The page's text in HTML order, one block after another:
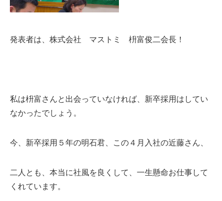
発表者は、株式会社 マストミ 枡富俊二会長！
私は枡富さんと出会っていなければ、新卒採用はしてい
なかったでしょう。
今、新卒採用５年の明石君、この４月入社の近藤さん、
二人とも、本当に社風を良くして、一生懸命お仕事して
くれています。